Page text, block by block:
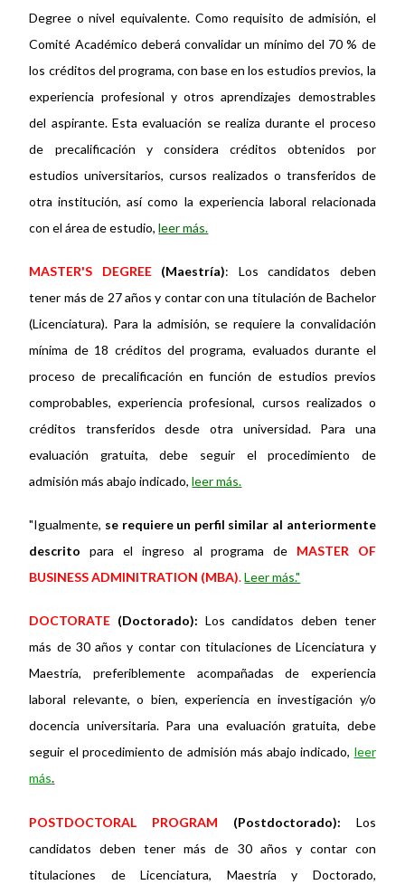
Degree o nivel equivalente. Como requisito de admisión, el
Comité Académico deberá convalidar un mínimo del 70 % de
los créditos del programa, con base en los estudios previos, la
experiencia profesional y otros aprendizajes demostrables
del aspirante. Esta evaluación se realiza durante el proceso
de precalificación y considera créditos obtenidos por
estudios universitarios, cursos realizados o transferidos de
otra institución, así como la experiencia laboral relacionada
con el área de estudio,leer más.
MASTER'S DEGREE(Maestría): Los candidatos deben
tener más de 27 años y contar con una titulación de Bachelor
(Licenciatura). Para la admisión, se requiere la convalidación
mínima de 18 créditos del programa, evaluados durante el
proceso de precalificación en función de estudios previos
comprobables, experiencia profesional, cursos realizados o
créditos transferidos desde otra universidad. Para una
evaluación gratuita, debe seguir el procedimiento de
admisión más abajo indicado,leer más.
"Igualmente, se requiere un perfil similar al anteriormente
descrito para el ingreso al programa de MASTER OF
BUSINESS ADMINITRATION (MBA). Leer más."
DOCTORATE (Doctorado): Los candidatos deben tener
más de 30 años y contar con titulaciones de Licenciatura y
Maestría, preferiblemente acompañadas de experiencia
laboral relevante, o bien, experiencia en investigación y/o
docencia universitaria. Para una evaluación gratuita, debe
seguir el procedimiento de admisión más abajo indicado, leer
más.
POSTDOCTORAL PROGRAM (Postdoctorado): Los
candidatos deben tener más de 30 años y contar con
titulaciones de Licenciatura, Maestría y Doctorado,